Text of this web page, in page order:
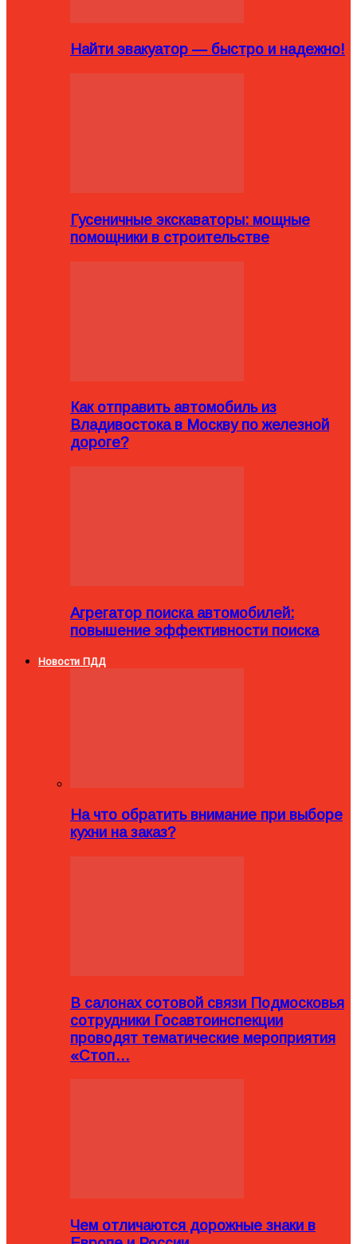
Найти эвакуатор — быстро и надежно!
Гусеничные экскаваторы: мощные
помощники в строительстве
Как отправить автомобиль из
Владивостока в Москву по железной
дороге?
Агрегатор поиска автомобилей:
повышение эффективности поиска
Новости ПДД
На что обратить внимание при выборе
кухни на заказ?
В салонах сотовой связи Подмосковья
сотрудники Госавтоинспекции
проводят тематические мероприятия
«Стоп…
Чем отличаются дорожные знаки в